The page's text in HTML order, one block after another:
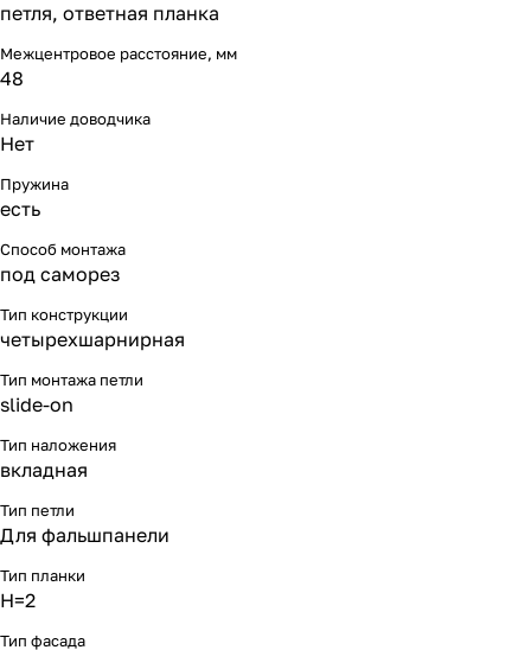
петля, ответная планка
Межцентровое расстояние, мм
48
Наличие доводчика
Нет
Пружина
есть
Способ монтажа
под саморез
Тип конструкции
четырехшарнирная
Тип монтажа петли
slide-on
Тип наложения
вкладная
Тип петли
Для фальшпанели
Тип планки
Н=2
Тип фасада